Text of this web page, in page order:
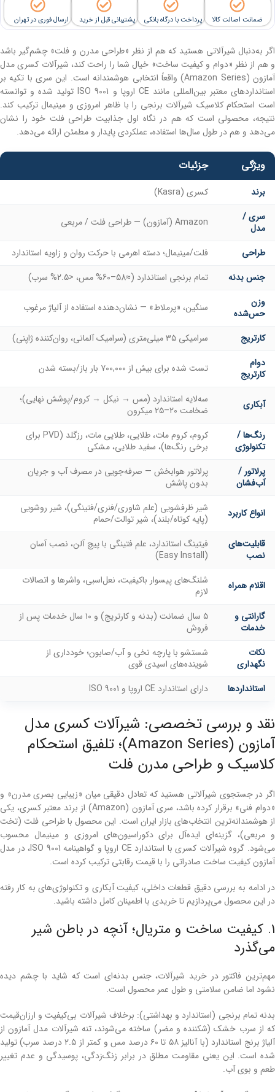
ضمانت اصالت کالا پرداخت با درگاه بانکی پشتیبانی قبل از خرید ارسال فوری در تهران
اگر به‌دنبال شیرآلاتی هستید که هم از نظر «طراحی مدرن و فلت» چشم‌گیر باشد
و هم از نظر «دوام و کیفیت ساخت» خیال شما را راحت کند، شیرآلات کسری مدل
آمازون (Amazon Series) واقعاً انتخابی هوشمندانه است. این سری با تکیه بر
استانداردهای معتبر بین‌المللی مانند CE اروپا و ISO 9001 تولید شده و توانسته
است استحکام کلاسیک شیرآلات برنجی را با ظاهر امروزی و مینیمال ترکیب کند.
نتیجه، محصولی است که هم در نگاه اول جذابیت طراحی فلت خود را نشان
می‌دهد و هم در طول سال‌ها استفاده، عملکردی پایدار و مطمئن ارائه می‌دهد.
ویژگی جزئیات
برند
کسری (Kasra)
سری /
مدل
Amazon (آمازون) — طراحی فلت / مربعی
طراحی
فلت/مینیمال؛ دسته اهرمی با حرکت روان و زاویه استاندارد
جنس بدنه
تمام برنجی استاندارد (≈58–60% مس، <2.5% سرب)
وزن
حس‌شده
سنگین، «پرملاط» — نشان‌دهنده استفاده از آلیاژ مرغوب
کارتریج
سرامیکی ۳۵ میلی‌متری (سرامیک آلمانی، روان‌کننده ژاپنی)
دوام
کارتریج
تست شده برای بیش از ۷۰۰,۰۰۰ بار باز/بسته شدن
آبکاری
سه‌لایه استاندارد (مس → نیکل → کروم/پوشش نهایی)؛
ضخامت ۲۰–۲۵ میکرون
رنگ‌ها /
تکنولوژی
کروم، کروم مات، طلایی، طلایی مات، رزگلد (PVD برای
برخی رنگ‌ها)، سفید طلایی، مشکی
پرلاتور /
آب‌فشان
پرلاتور هوابخش — صرفه‌جویی در مصرف آب و جریان
بدون پاشش
انواع کاربرد
شیر ظرفشویی (علم شاوری/فنری/فتینگی)، شیر روشویی
(پایه کوتاه/بلند)، شیر توالت/حمام
قابلیت‌های
نصب
فیتینگ استاندارد، علم فتینگی با پیچ آلن، نصب آسان
(Easy Install)
اقلام همراه
شلنگ‌های پیسوار باکیفیت، نعل‌اسبی، واشرها و اتصالات
لازم
گارانتی و
خدمات
۵ سال ضمانت (بدنه و کارتریج) و ۱۰ سال خدمات پس از
فروش
نکات
نگهداری
شستشو با پارچه نخی و آب/صابون؛ خودداری از
شوینده‌های اسیدی قوی
استانداردها
دارای استاندارد CE اروپا و ISO 9001
نقد و بررسی تخصصی: شیرآلات کسری مدل
آمازون (Amazon Series)؛ تلفیق استحکام
کلاسیک و طراحی مدرن فلت
اگر در جستجوی شیرآلاتی هستید که تعادل دقیقی میان «زیبایی بصری مدرن» و
«دوام فنی» برقرار کرده باشد، سری آمازون (Amazon) از برند معتبر کسری، یکی
از هوشمندانه‌ترین انتخاب‌های بازار ایران است. این محصول با طراحی فلت (تخت
و مربعی)، گزینه‌ای ایده‌آل برای دکوراسیون‌های امروزی و مینیمال محسوب
می‌شود. گروه شیرآلات کسری با استاندارد CE اروپا و گواهینامه ISO 9001، در مدل
آمازون کیفیت ساخت صادراتی را با قیمت رقابتی ترکیب کرده است.
در ادامه به بررسی دقیق قطعات داخلی، کیفیت آبکاری و تکنولوژی‌های به کار رفته
در این محصول می‌پردازیم تا خریدی با اطمینان کامل داشته باشید.
۱. کیفیت ساخت و متریال؛ آنچه در باطن شیر
می‌گذرد
مهم‌ترین فاکتور در خرید شیرآلات، جنس بدنه‌ای است که شاید با چشم دیده
نشود اما ضامن سلامتی و طول عمر محصول است.
بدنه تمام برنجی (استاندارد و بهداشتی): برخلاف شیرآلات بی‌کیفیت و ارزان‌قیمت
که از سرب خشک (شکننده و مضر) ساخته می‌شوند، تنه شیرآلات مدل آمازون از
آلیاژ برنج استاندارد (با آنالیز ۵۸ تا ۶۰ درصد مس و کمتر از ۲.۵ درصد سرب) تولید
شده است. این یعنی مقاومت مطلق در برابر زنگ‌زدگی، پوسیدگی و عدم تغییر
طعم و بوی آب.